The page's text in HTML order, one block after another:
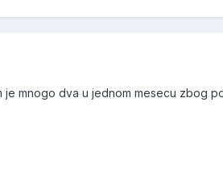
je mnogo dva u jednom mesecu zbog